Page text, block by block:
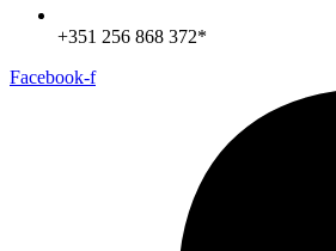
+351 256 868 372*
Facebook-f